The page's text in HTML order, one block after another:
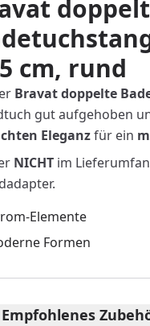
cm, rund
Bravat doppelte
gut aufgehoben
Eleganzfür ein
NICHTim
Elemente
Formen
Empfohlenes